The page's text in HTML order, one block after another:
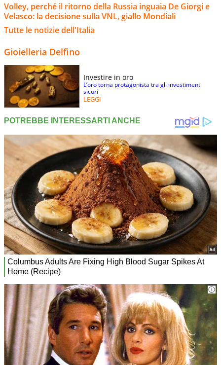
Volley, perché il ritorno della Russia inguaia De Giorgi e
Velasco: la decisione sulla VNL, giallo Mondiali
Tutte le notizie dell'Italia
Gioielleria Delfino
Investire in oro
L’oro torna protagonista tra gli investimenti
sicuri
LEGGI